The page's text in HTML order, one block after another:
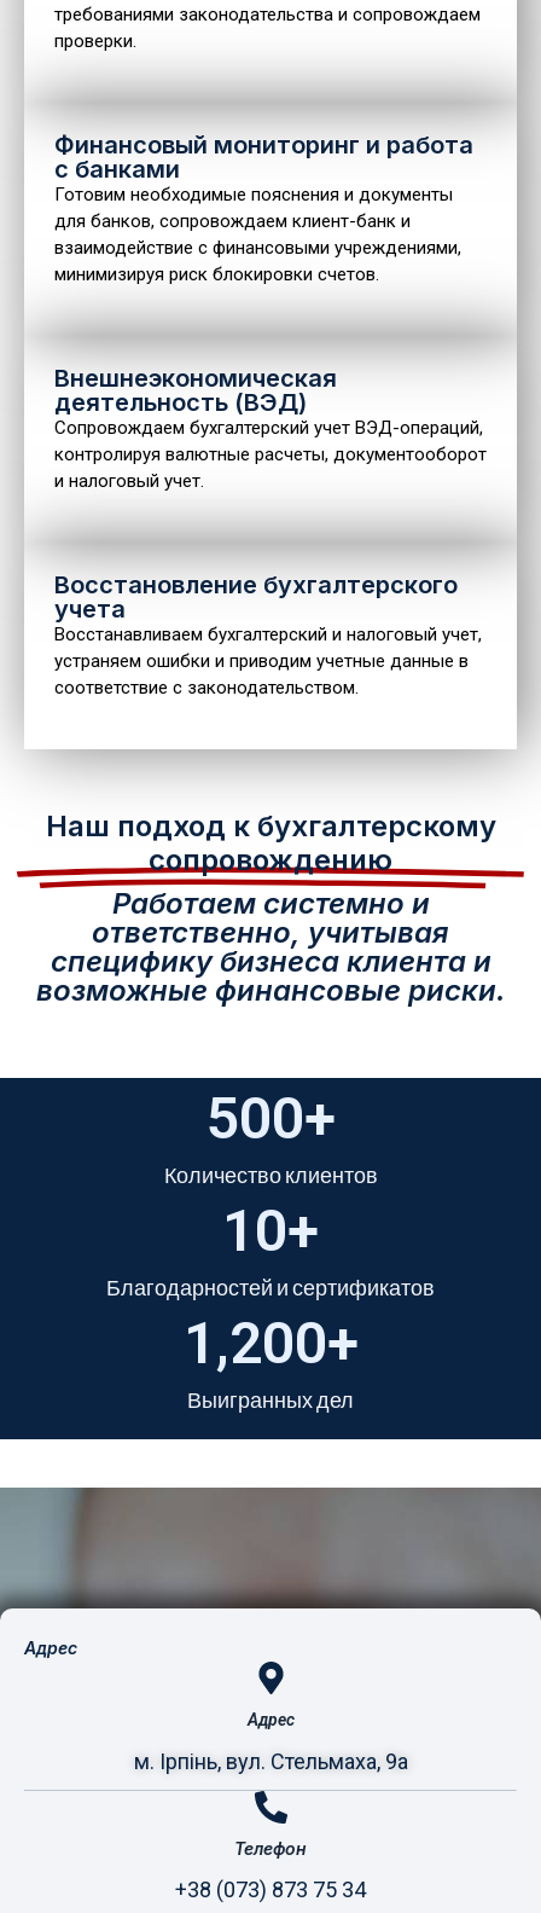
требованиями законодательства и сопровождаем
проверки.
Финансовый мониторинг и работа
с банками
Готовим необходимые пояснения и документы
для банков, сопровождаем клиент-банк и
взаимодействие с финансовыми учреждениями,
минимизируя риск блокировки счетов.
Внешнеэкономическая
деятельность (ВЭД)
Сопровождаем бухгалтерский учет ВЭД-операций,
контролируя валютные расчеты, документооборот
и налоговый учет.
Восстановление бухгалтерского
учета
Восстанавливаем бухгалтерский и налоговый учет,
устраняем ошибки и приводим учетные данные в
соответствие с законодательством.
Наш подход к бухгалтерскому
сопровождению
Работаем системно и
ответственно, учитывая
специфику бизнеса клиента и
возможные финансовые риски.
Количество клиентов
500+
Благодарностей и сертификатов
10+
Выигранных дел
1,200+
Адрес
Адрес
м. Ірпінь, вул. Стельмаха, 9а
Телефон
+38 (073) 873 75 34